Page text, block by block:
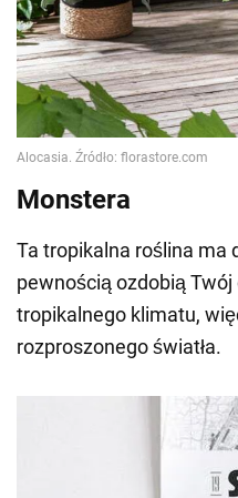
Monstera
Ta tropikalna roślina ma
pewnością ozdobią
tropikalnego klimatu,
rozproszonego światła.